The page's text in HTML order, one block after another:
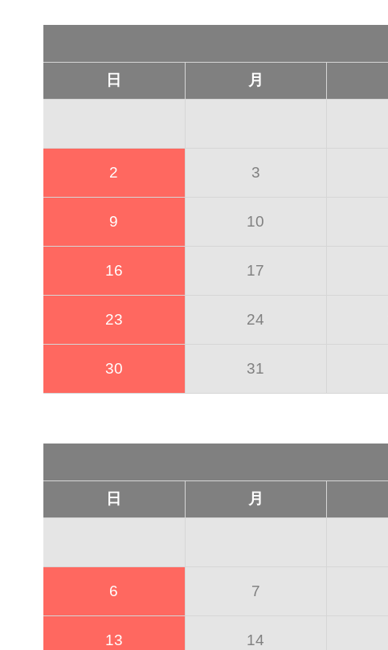
日 月
2 3
9 10
16 17
23 24
30 31
日 月
6 7
13 14